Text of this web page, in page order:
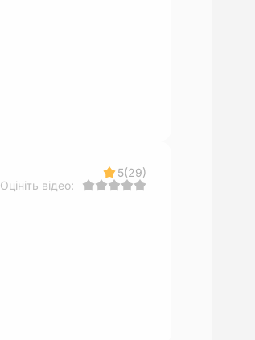
5(29)
Оцініть відео: